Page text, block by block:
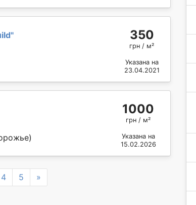
" 350
грн / м²
Указана на
23.04.2021
1000
грн / м²
Указана на
15.02.2026
4 5 »Next